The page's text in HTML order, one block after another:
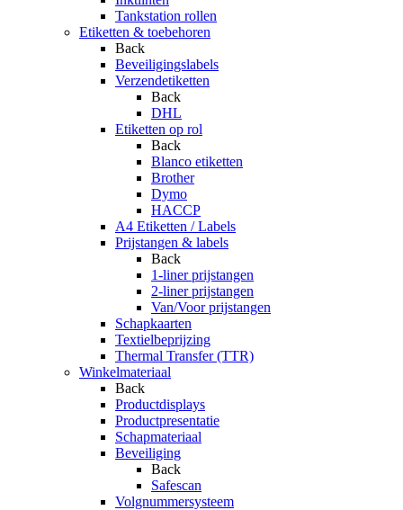
Tankstation rollen
Etiketten & toebehoren
Back
Beveiligingslabels
Verzendetiketten
Back
DHL
Etiketten op rol
Back
Blanco etiketten
Brother
Dymo
HACCP
A4 Etiketten / Labels
Prijstangen & labels
Back
1-liner prijstangen
2-liner prijstangen
Van/Voor prijstangen
Schapkaarten
Textielbeprijzing
Thermal Transfer (TTR)
Winkelmateriaal
Back
Productdisplays
Productpresentatie
Schapmateriaal
Beveiliging
Back
Safescan
Volgnummersysteem